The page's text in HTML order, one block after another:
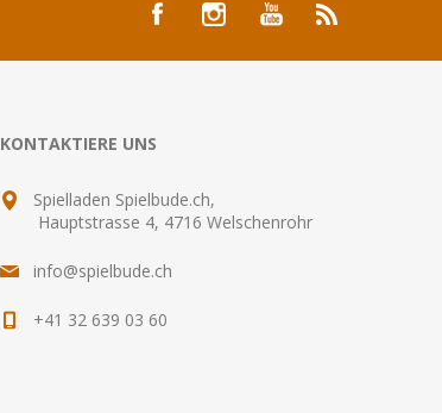
KONTAKTIERE UNS
Spielladen Spielbude.ch,
Hauptstrasse 4, 4716 Welschenrohr
info@spielbude.ch
+41 32 639 03 60